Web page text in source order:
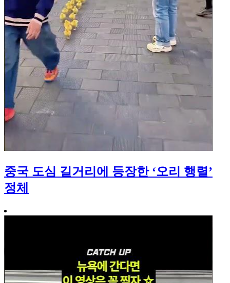
중국 도심 길거리에 등장한 ‘오리 행렬’
정체